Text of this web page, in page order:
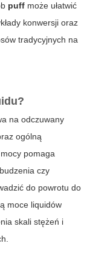
puff może ułatwić
konwersji oraz
tradycyjnych na
na odczuwany
ogólną
pomaga
czy
do powrotu do
moce liquidów
skali stężeń i